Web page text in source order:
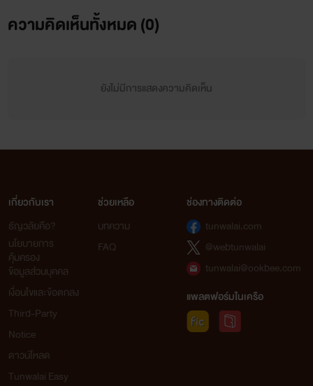
ความคิดเห็นทั้งหมด (0)
ยังไม่มีการแสดงความคิดเห็น
เกี่ยวกับเรา
ธัญวลัยคือ?
นโยบายการ
คุ้มครอง
ข้อมูลส่วนบุคคล
เงื่อนไขและข้อตกลง
Third-Party
Notice
ดาวน์โหลด
Tunwalai Easy
ช่วยเหลือ
บทความ
FAQ
ช่องทางติดต่อ
tunwalai.com
@webtunwalai
tunwalai@ookbee.com
แพลตฟอร์มในเครือ